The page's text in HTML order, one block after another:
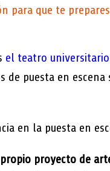
para que te
el teatro
puesta en
en la puesta en
proyecto de